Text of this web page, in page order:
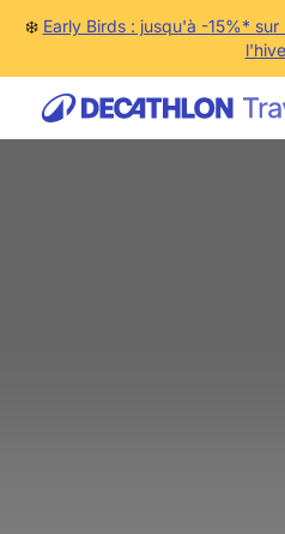
❄️ Early Birds : jusqu'à -15%*